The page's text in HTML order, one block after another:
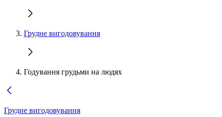
Грудне вигодовування
Годування грудьми на людях
Грудне вигодовування